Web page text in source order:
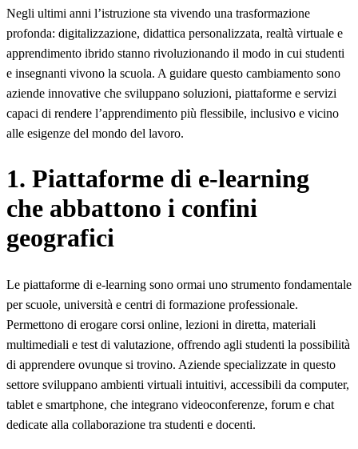
Negli ultimi anni l’istruzione sta vivendo una trasformazione
profonda: digitalizzazione, didattica personalizzata, realtà virtuale e
apprendimento ibrido stanno rivoluzionando il modo in cui studenti
e insegnanti vivono la scuola. A guidare questo cambiamento sono
aziende innovative che sviluppano soluzioni, piattaforme e servizi
capaci di rendere l’apprendimento più flessibile, inclusivo e vicino
alle esigenze del mondo del lavoro.
1. Piattaforme di e-learning
che abbattono i confini
geografici
Le piattaforme di e-learning sono ormai uno strumento fondamentale
per scuole, università e centri di formazione professionale.
Permettono di erogare corsi online, lezioni in diretta, materiali
multimediali e test di valutazione, offrendo agli studenti la possibilità
di apprendere ovunque si trovino. Aziende specializzate in questo
settore sviluppano ambienti virtuali intuitivi, accessibili da computer,
tablet e smartphone, che integrano videoconferenze, forum e chat
dedicate alla collaborazione tra studenti e docenti.